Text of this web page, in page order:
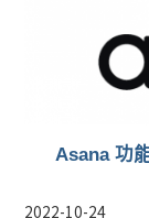
Asana 功
2022-10-24